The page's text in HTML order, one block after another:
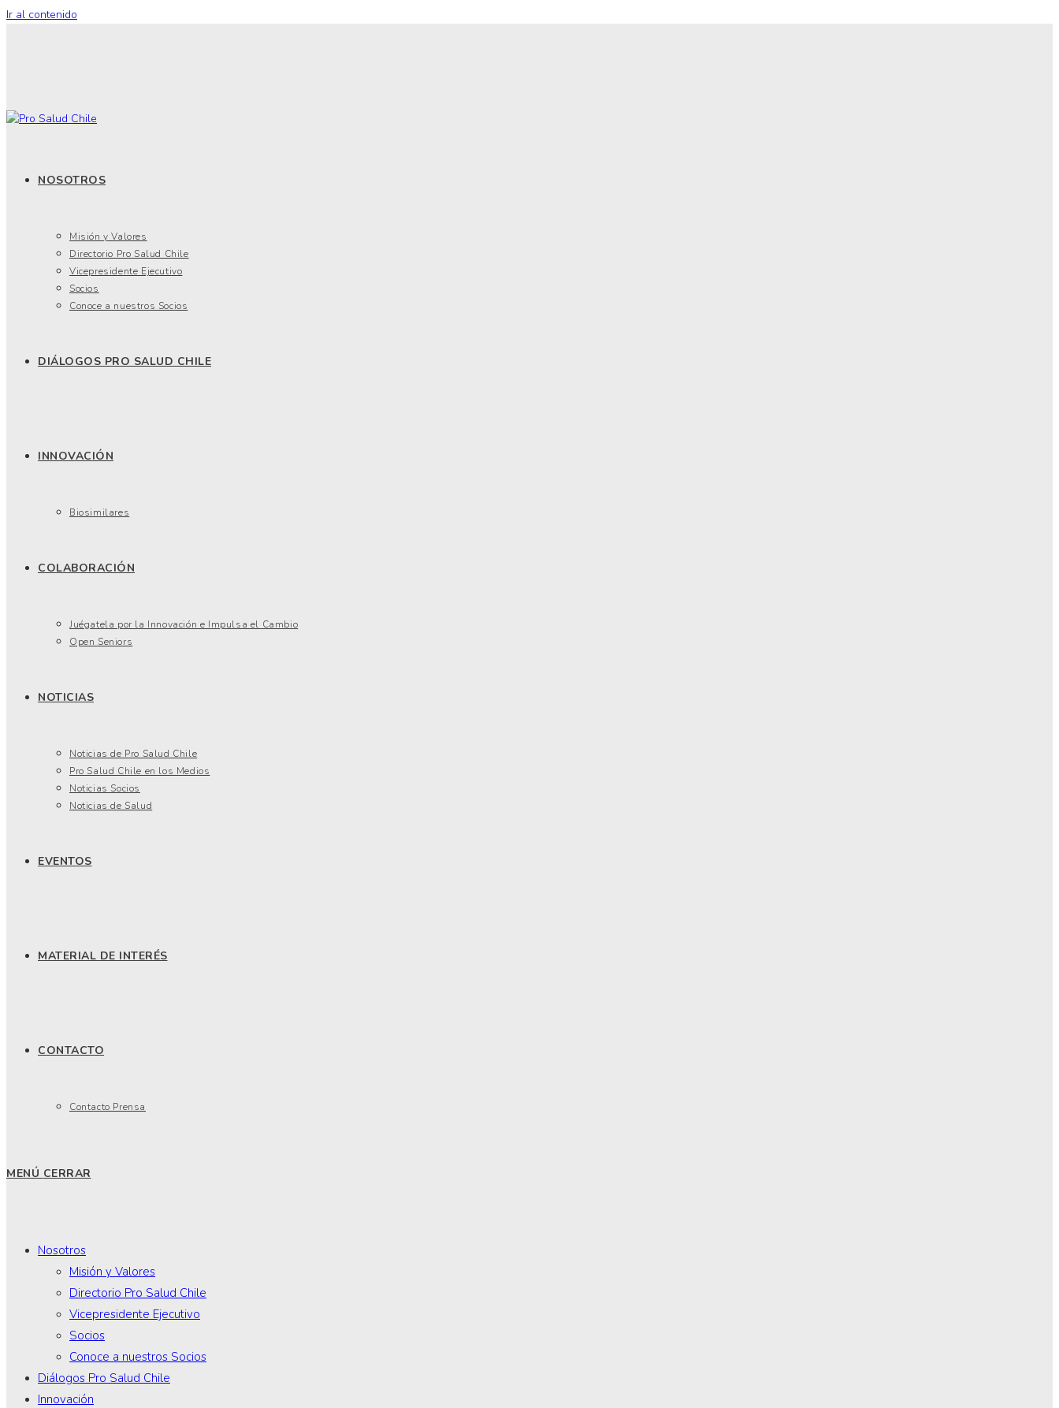
Ir al contenido
NOSOTROS
Misión y Valores
Directorio Pro Salud Chile
Vicepresidente Ejecutivo
Socios
Conoce a nuestros Socios
DIÁLOGOS PRO SALUD CHILE
INNOVACIÓN
Biosimilares
COLABORACIÓN
Juégatela por la Innovación e Impulsa el Cambio
Open Seniors
NOTICIAS
Noticias de Pro Salud Chile
Pro Salud Chile en los Medios
Noticias Socios
Noticias de Salud
EVENTOS
MATERIAL DE INTERÉS
CONTACTO
Contacto Prensa
MENÚ CERRAR
Nosotros
Misión y Valores
Directorio Pro Salud Chile
Vicepresidente Ejecutivo
Socios
Conoce a nuestros Socios
Diálogos Pro Salud Chile
Innovación